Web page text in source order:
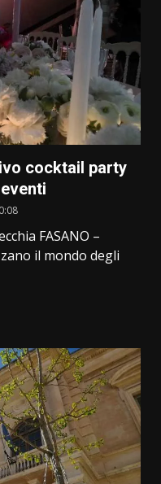
cocktail party
FASANO –
il mondo degli